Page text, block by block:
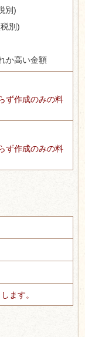
別)
税別)
か高い金額
ず作成のみの料
ず作成のみの料
ます。